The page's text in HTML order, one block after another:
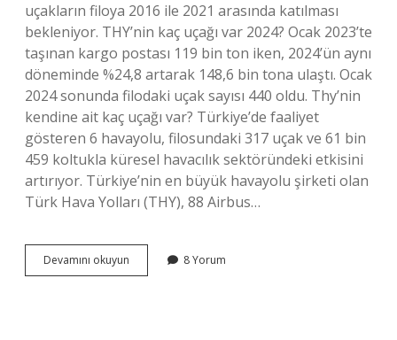
uçakların filoya 2016 ile 2021 arasında katılması
bekleniyor. THY’nin kaç uçağı var 2024? Ocak 2023’te
taşınan kargo postası 119 bin ton iken, 2024’ün aynı
döneminde %24,8 artarak 148,6 bin tona ulaştı. Ocak
2024 sonunda filodaki uçak sayısı 440 oldu. Thy’nin
kendine ait kaç uçağı var? Türkiye’de faaliyet
gösteren 6 havayolu, filosundaki 317 uçak ve 61 bin
459 koltukla küresel havacılık sektöründeki etkisini
artırıyor. Türkiye’nin en büyük havayolu şirketi olan
Türk Hava Yolları (THY), 88 Airbus…
Devamını okuyun
777
8 Yorum